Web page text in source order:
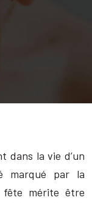
dans la vie d’un
marqué par la
mérite être